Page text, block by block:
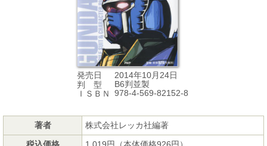
発売日
2014年10月24日
判 型
B6判並製
ＩＳＢＮ
978-4-569-82152-8
著者
株式会社レッカ社編著